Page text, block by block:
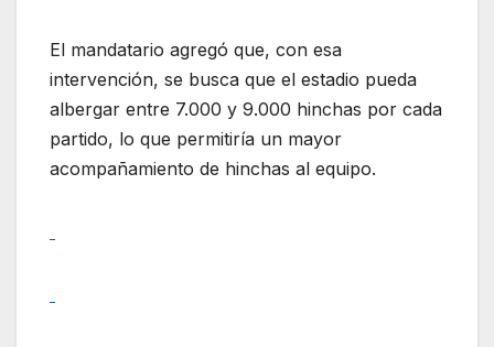
El mandatario agregó que, con esa
intervención, se busca que el estadio pueda
albergar entre 7.000 y 9.000 hinchas por cada
partido, lo que permitiría un mayor
acompañamiento de hinchas al equipo.